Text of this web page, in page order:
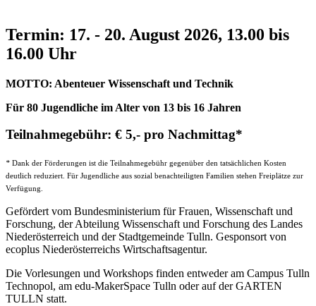
Termin: 17. - 20. August 2026, 13.00 bis
16.00 Uhr
MOTTO: Abenteuer Wissenschaft und Technik
Für 80 Jugendliche im Alter von 13 bis 16 Jahren
Teilnahmegebühr: € 5,- pro Nachmittag*
* Dank der Förderungen ist die Teilnahmegebühr gegenüber den tatsächlichen Kosten
deutlich reduziert. Für Jugendliche aus sozial benachteiligten Familien stehen Freiplätze zur
Verfügung.
Gefördert vom Bundesministerium für Frauen, Wissenschaft und
Forschung, der Abteilung Wissenschaft und Forschung des Landes
Niederösterreich und der Stadtgemeinde Tulln. Gesponsort von
ecoplus Niederösterreichs Wirtschaftsagentur.
Die Vorlesungen und Workshops finden entweder am Campus Tulln
Technopol, am edu-MakerSpace Tulln oder auf der GARTEN
TULLN statt.